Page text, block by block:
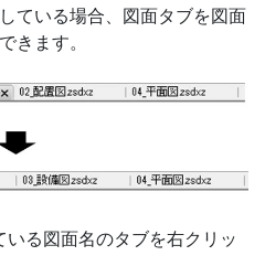
ている場合、図面タブを図面
きます。
いる図面名のタブを右クリッ